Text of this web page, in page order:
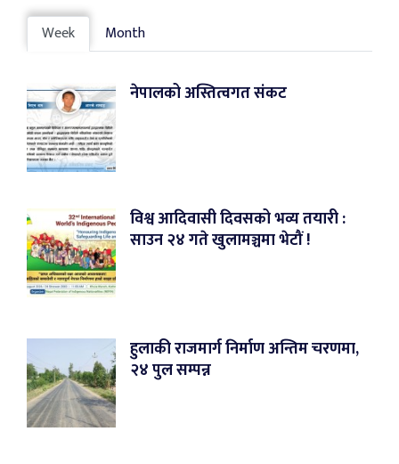
Week Month
नेपालको अस्तित्वगत संकट
विश्व आदिवासी दिवसको भव्य तयारी :
साउन २४ गते खुलामञ्चमा भेटौं !
हुलाकी राजमार्ग निर्माण अन्तिम चरणमा,
२४ पुल सम्पन्न